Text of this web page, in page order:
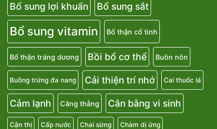
Bổ sung lợi khuẩn Bổ sung sắt
Bổ sung vitamin Bổ thận cố tinh
Bổ thận tráng dương Bồi bổ cơ thể Buồn nôn
Buồng trứng đa nang Cải thiện trí nhớ Cai thuốc lá
Cảm lạnh Căng thẳng Cân bằng vi sinh
Cận thị Cấp nước Chai sừng Chàm dị ứng